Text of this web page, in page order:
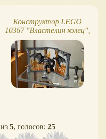
Конструктор LEGO
10367 "Властелин колец",
книжный уголок Балрога
из 5, голосов: 25